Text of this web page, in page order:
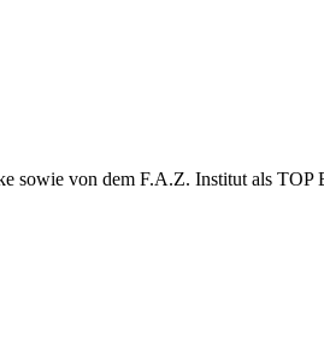
sowie von dem F.A.Z. Institut als TOP